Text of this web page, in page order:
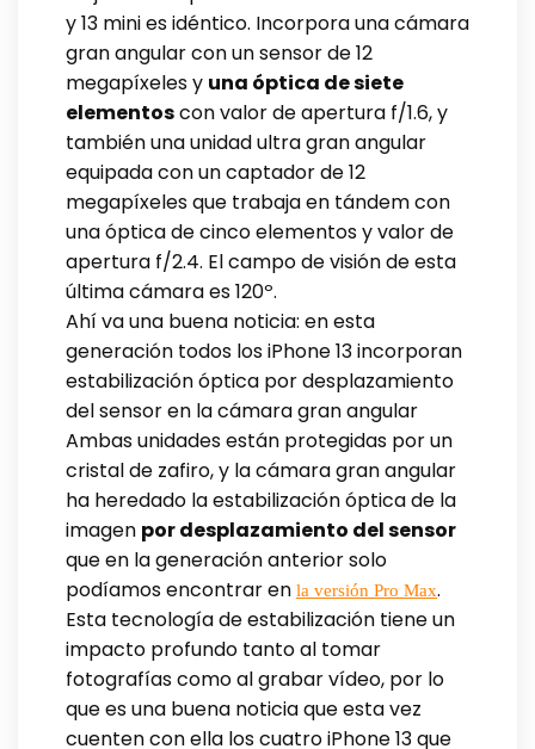
y 13 mini es idéntico. Incorpora una cámara
gran angular con un sensor de 12
megapíxeles y una óptica de siete
elementoscon valor de apertura f/1.6, y
también una unidad ultra gran angular
equipada con un captador de 12
megapíxeles que trabaja en tándem con
una óptica de cinco elementos y valor de
apertura f/2.4. El campo de visión de esta
última cámara es 120º.
Ahí va una buena noticia: en esta
generación todos los iPhone 13 incorporan
estabilización óptica por desplazamiento
del sensor en la cámara gran angular
Ambas unidades están protegidas por un
cristal de zafiro, y la cámara gran angular
ha heredado la estabilización óptica de la
imagen por desplazamiento del sensor
que en la generación anterior solo
podíamos encontrar en la versión Pro Max.
Esta tecnología de estabilización tiene un
impacto profundo tanto al tomar
fotografías como al grabar vídeo, por lo
que es una buena noticia que esta vez
cuenten con ella los cuatro iPhone 13 que